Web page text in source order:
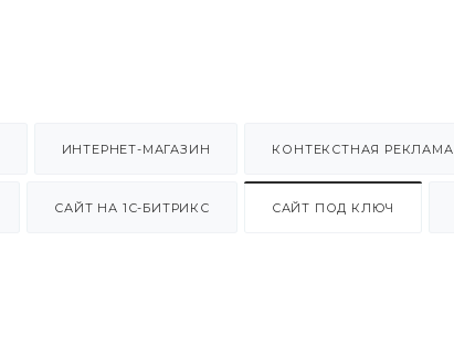
ИНТЕРНЕТ-МАГАЗИН КОНТЕКСТНАЯ РЕКЛАМА
САЙТ НА 1С-БИТРИКС САЙТ ПОД КЛЮЧ